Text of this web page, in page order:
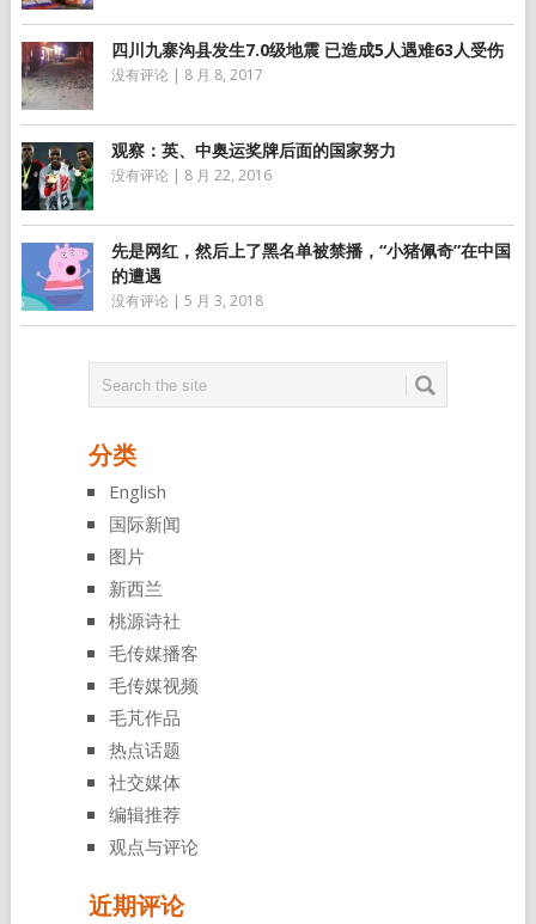
四川九寨沟县发生7.0级地震 已造成5人遇难63人受伤
没有评论 | 8 月 8, 2017
观察：英、中奥运奖牌后面的国家努力
没有评论 | 8 月 22, 2016
先是网红，然后上了黑名单被禁播，“小猪佩奇”在中国
的遭遇
没有评论 | 5 月 3, 2018
分类
English
国际新闻
图片
新西兰
桃源诗社
毛传媒播客
毛传媒视频
毛芃作品
热点话题
社交媒体
编辑推荐
观点与评论
近期评论